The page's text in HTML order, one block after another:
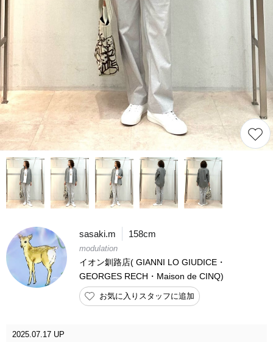
sasaki.m 158cm
modulation
イオン釧路店( GIANNI LO GIUDICE・
GEORGES RECH・Maison de CINQ)
お気に入りスタッフに追加
2025.07.17 UP